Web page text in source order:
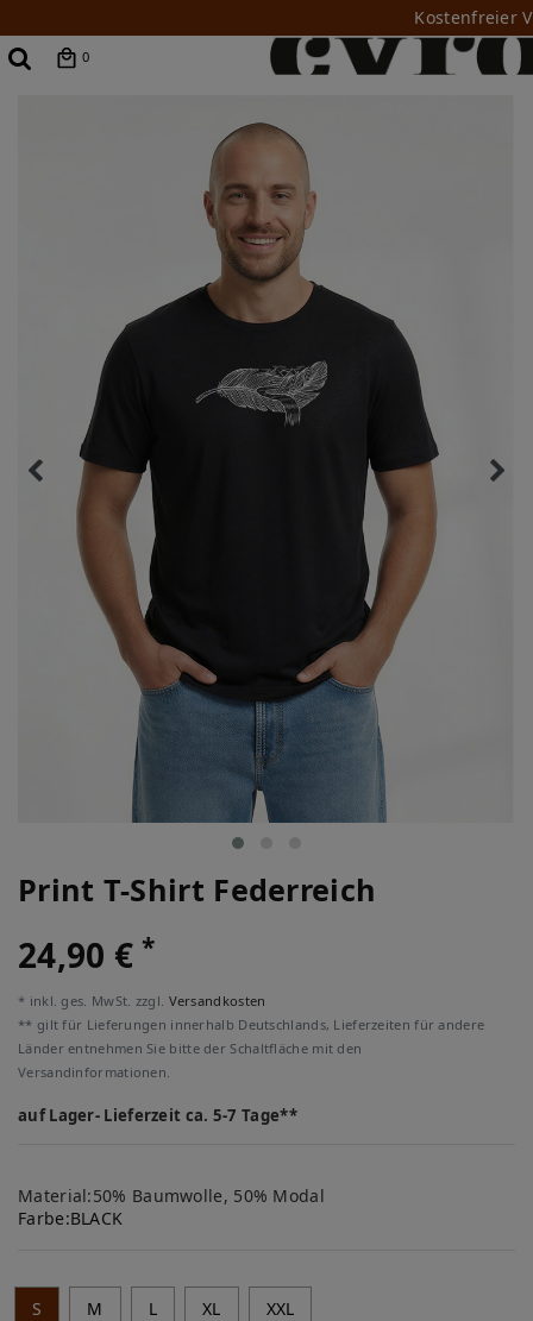
Kostenfreier
0
Print T-Shirt Federreich
24,90 €*
* inkl. ges. MwSt. zzgl. Versandkosten
** gilt für Lieferungen innerhalb Deutschlands, Lieferzeiten für andere
Länder entnehmen Sie bitte der Schaltfläche mit den
Versandinformationen.
auf Lager- Lieferzeit ca. 5-7 Tage**
Material:50% Baumwolle, 50% Modal
Farbe:BLACK
S M L XL XXL